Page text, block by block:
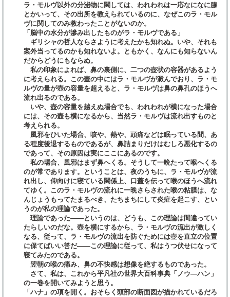
ラ・モルヴ以外の分泌物に関しては、われわれは一応なになに腺
とかいって、その出所を教えられているのに、なぜこのラ・モル
ヴに関してのみ教わったことがないのか。
「脳中の水分が滲み出したものがラ・モルヴである」
ギリシャの哲人ならさように考えたかも知れぬ。いや、それも
案外当ってるのかも知れないよ。ともかく、なんにも知らないん
だからどうにもならぬ。
私の印象によれば、鼻の裏側に、二つの壺状の容器があるよう
に考えられる。この壺の中にはラ・モルヴが澱んでおり、ラ・モ
ルヴの量が壺の容量を超えると、ラ・モルヴは鼻の鼻孔のほうへ
流れ出るのである。
いや、壺の容量を越えぬ場合でも、われわれが横になった場合
には、その壺も横になるから、当然ラ・モルヴは流れ出すものと
考えられる。
風邪をひいた場合、咳や、熱や、頭痛などは眠っている間、あ
る程度後退するものであるが、鼻詰まりだけはむしろ悪化するの
であって、その原因は実にここにあるのです。
私の場合、風邪はまず鼻へくる。そうして一晩たって喉へくる
のが常であります。ということは、夜のうちに、ラ・モルヴが流
れ出し、仰向けに寝ている関係上、口蓋を伝って喉のほうへ流れ
てゆく。このラ・モルヴの流れに一晩さらされた喉の粘膜は、な
んじょうもってたまるべき、たちまちにして炎症を起こす、とい
うのが私の理論であった。
理論であった――というのは、どうも、この理論は間違ってい
たらしいのだな。壺を横にするから、ラ・モルヴの流出が激しく
なる、従って、ラ・モルヴの流出を防ぐためには壺を直立の位置
に保てばいい筈だ――この理論に従って、私はうつ伏せになって
寝てみたのである。
翌朝の喉の痛み、鼻の不快感は想像を絶するものであった。
さて、私は、これから平凡社の世界大百科事典「ノウ―ハン」
の一巻を開いてみようと思う。
「ハナ」の項を開く。おそらく頭部の断面図が描かれているだろ